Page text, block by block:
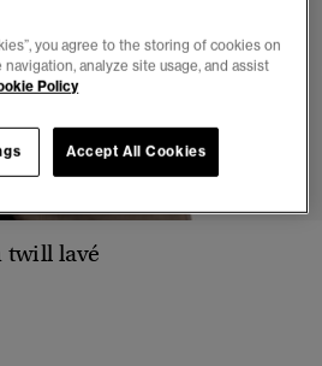
5 6 7
twill lavé
you agree to the storing of cookies on
analyze site usage, and assist
Policy
Accept All Cookies